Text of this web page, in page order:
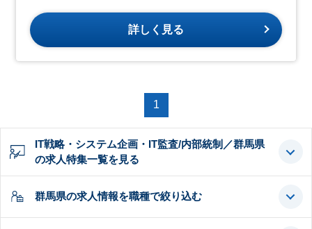
詳しく見る
1
IT戦略・システム企画・IT監査/内部統制／群馬県
の求人特集一覧を見る
群馬県の求人情報を職種で絞り込む